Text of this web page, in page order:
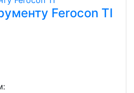
Ferocon TI